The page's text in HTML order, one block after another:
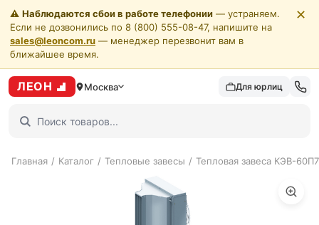
⚠️ Наблюдаются сбои в работе телефонии — устраняем.
Если не дозвонились по 8 (800) 555-08-47, напишите на
sales@leoncom.ru — менеджер перезвонит вам в
ближайшее время.
✕
ЛЕОН Москва Для юрлиц
Главная / Каталог / Тепловые завесы / Тепловая завеса КЭВ-